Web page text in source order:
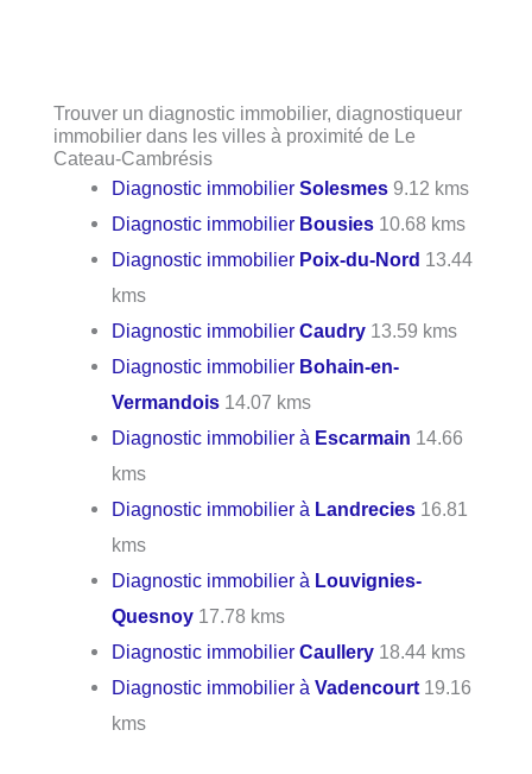
Trouver un diagnostic immobilier, diagnostiqueur
immobilier dans les villes à proximité de Le
Cateau-Cambrésis
Diagnostic immobilierSolesmes 9.12 kms
Diagnostic immobilier Bousies 10.68 kms
Diagnostic immobilier Poix-du-Nord 13.44
kms
Diagnostic immobilierCaudry 13.59 kms
Diagnostic immobilier Bohain-en-
Vermandois 14.07 kms
Diagnostic immobilier à Escarmain 14.66
kms
Diagnostic immobilier à Landrecies 16.81
kms
Diagnostic immobilier à Louvignies-
Quesnoy 17.78 kms
Diagnostic immobilierCaullery 18.44 kms
Diagnostic immobilier àVadencourt 19.16
kms